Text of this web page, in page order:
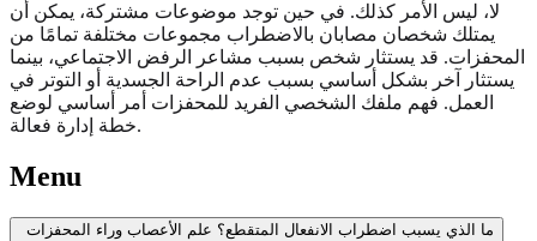
لا، ليس الأمر كذلك. في حين توجد موضوعات مشتركة، يمكن أن
يمتلك شخصان مصابان بالاضطراب مجموعات مختلفة تمامًا من
المحفزات. قد يستثار شخص بسبب مشاعر الرفض الاجتماعي، بينما
يستثار آخر بشكل أساسي بسبب عدم الراحة الجسدية أو التوتر في
العمل. فهم ملفك الشخصي الفريد للمحفزات أمر أساسي لوضع
خطة إدارة فعالة.
Menu
ما الذي يسبب اضطراب الانفعال المتقطع؟ علم الأعصاب وراء المحفزات